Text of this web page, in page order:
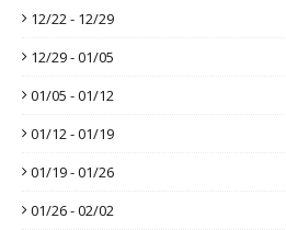
12/22 - 12/29
12/29 - 01/05
01/05 - 01/12
01/12 - 01/19
01/19 - 01/26
01/26 - 02/02